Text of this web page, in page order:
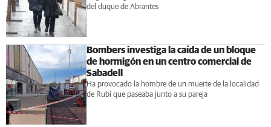
del duque de Abrantes
Bombers investiga la caída de un bloque
de hormigón en un centro comercial de
Sabadell
Ha provocado la hombre de un muerte de la localidad
de Rubí que paseaba junto a su pareja